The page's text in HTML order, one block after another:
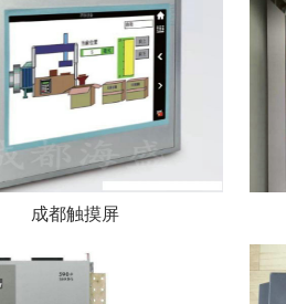
成都触摸屏